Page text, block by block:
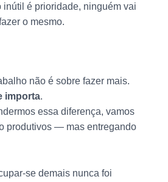
inútil é prioridade, ninguém vai
o mesmo.
não é sobre fazer mais.
importa.
essa diferença, vamos
produtivos — mas entregando
se demais nunca foi